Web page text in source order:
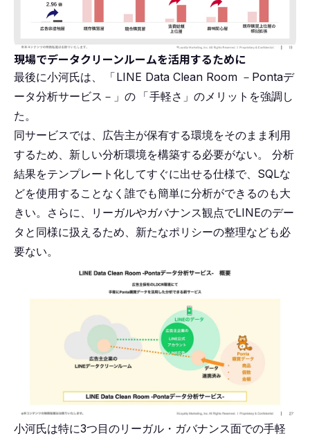
現場でデータクリーンルームを活用するために
最後に小河氏は、 「LINE Data Clean Room －Pontaデ
ータ分析サービス－」の 「手軽さ」のメリットを強調し
た。
同サービスでは、広告主が保有する環境をそのまま利用
するため、新しい分析環境を構築する必要がない。 分析
結果をテンプレート化してすぐに出せる仕様で、SQLな
どを使用することなく誰でも簡単に分析ができるのも大
きい。さらに、リーガルやガバナンス観点でLINEのデー
タと同様に扱えるため、新たなポリシーの整理なども必
要ない。
小河氏は特に3つ目のリーガル・ガバナンス面での手軽